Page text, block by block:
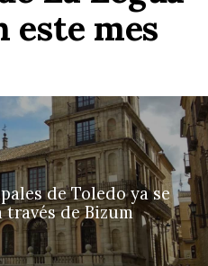
este mes
de Toledo ya se
través de Bizum